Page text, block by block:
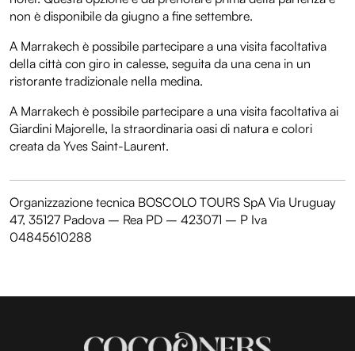
non è disponibile da giugno a fine settembre.
A Marrakech è possibile partecipare a una visita facoltativa
della città con giro in calesse, seguita da una cena in un
ristorante tradizionale nella medina.
A Marrakech è possibile partecipare a una visita facoltativa ai
Giardini Majorelle, la straordinaria oasi di natura e colori
creata da Yves Saint-Laurent.
Organizzazione tecnica BOSCOLO TOURS SpA Via Uruguay
47, 35127 Padova – Rea PD – 423071 – P Iva
04845610288